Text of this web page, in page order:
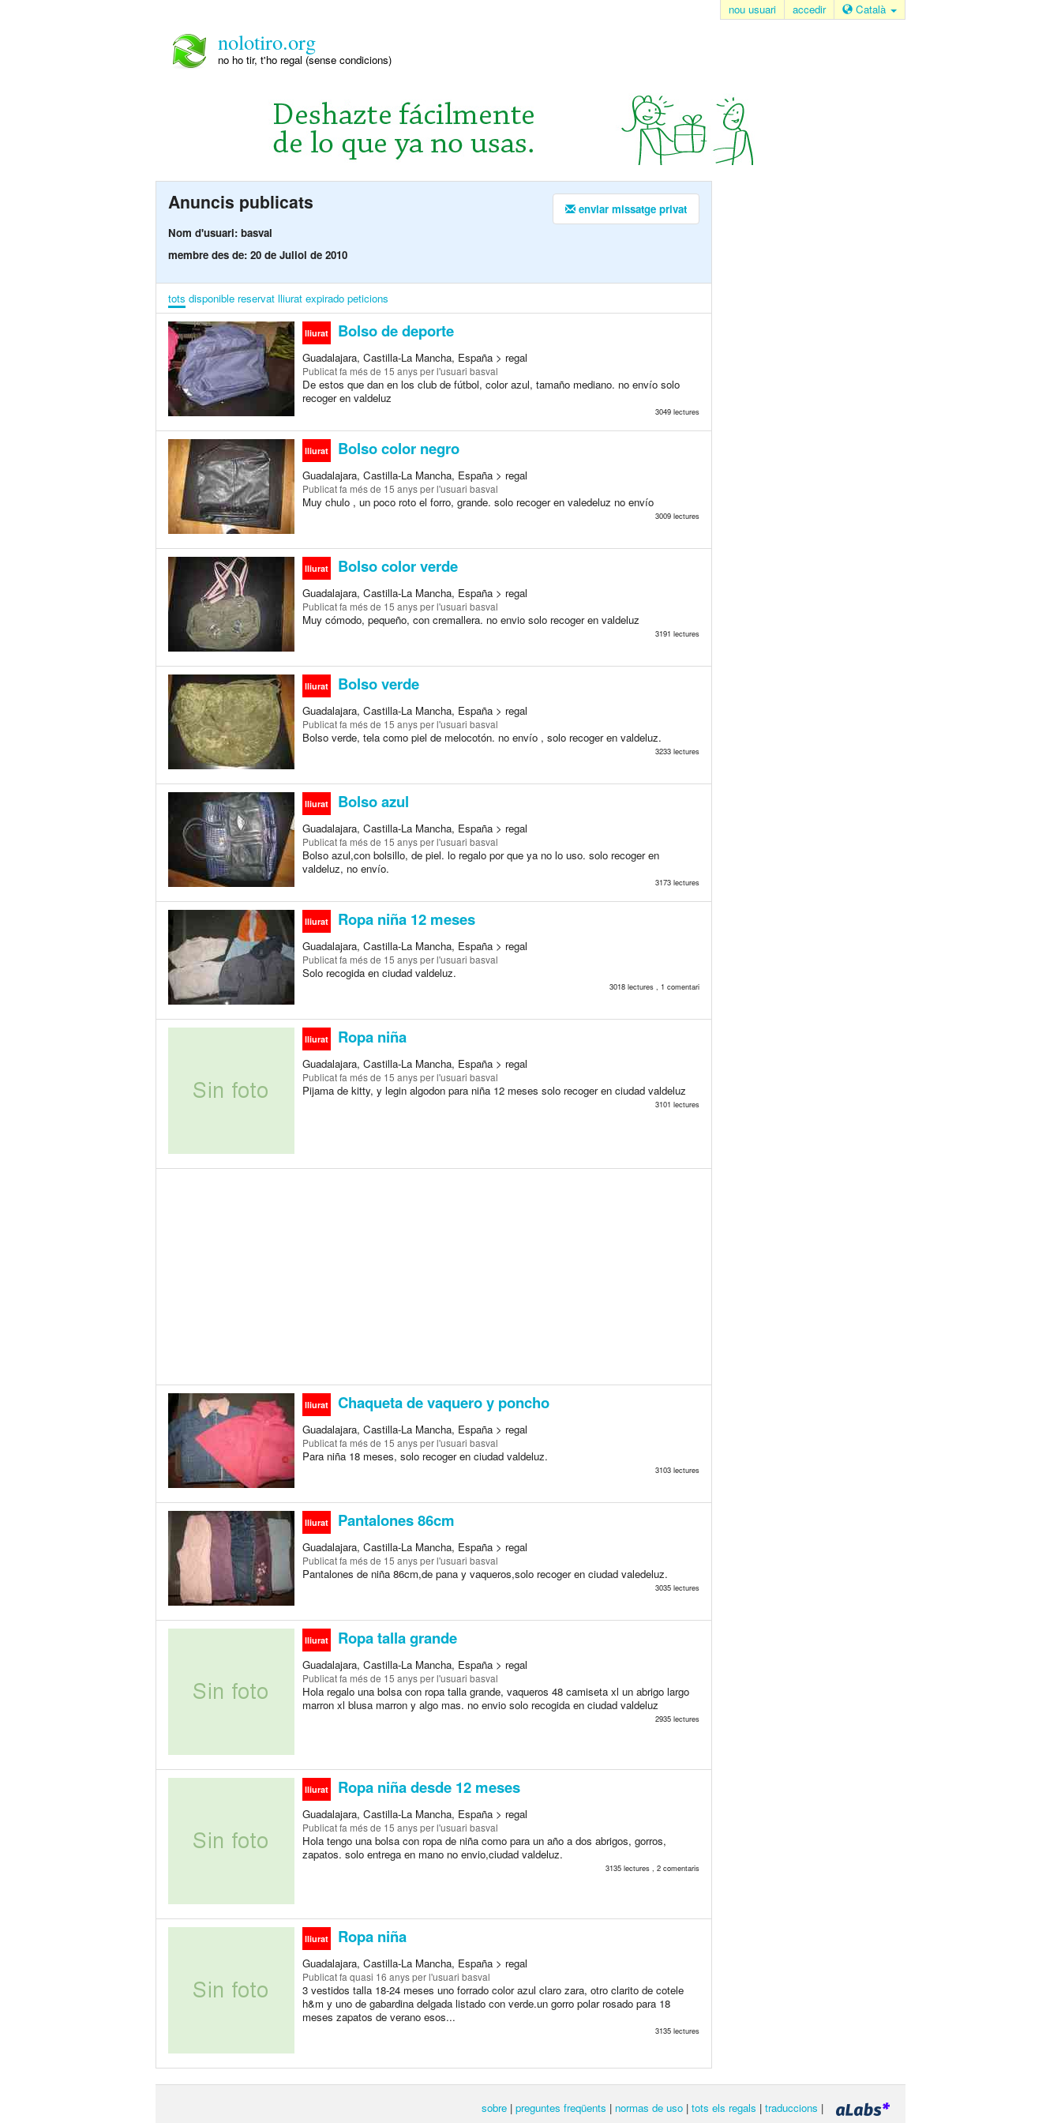
nou usuari accedir Català
nolotiro.org
no ho tir, t'ho regal (sense condicions)
enviar missatge privat
Anuncis publicats
Nom d'usuari: basval
membre des de: 20 de Juliol de 2010
tots disponible reservat lliurat expirado peticions
lliurat Bolso de deporte
Guadalajara, Castilla-La Mancha, España > regal
Publicatfa més de 15 anysper l'usuari basval
De estos que dan en los club de fútbol, color azul, tamaño mediano. no envío solo
recoger en valdeluz
3049 lectures
lliurat Bolso color negro
Guadalajara, Castilla-La Mancha, España > regal
Publicatfa més de 15 anysper l'usuari basval
Muy chulo , un poco roto el forro, grande. solo recoger en valedeluz no envío
3009 lectures
lliurat Bolso color verde
Guadalajara, Castilla-La Mancha, España > regal
Publicatfa més de 15 anysper l'usuari basval
Muy cómodo, pequeño, con cremallera. no envio solo recoger en valdeluz
3191 lectures
lliurat Bolso verde
Guadalajara, Castilla-La Mancha, España > regal
Publicatfa més de 15 anysper l'usuari basval
Bolso verde, tela como piel de melocotón. no envío , solo recoger en valdeluz.
3233 lectures
lliurat Bolso azul
Guadalajara, Castilla-La Mancha, España > regal
Publicatfa més de 15 anysper l'usuari basval
Bolso azul,con bolsillo, de piel. lo regalo por que ya no lo uso. solo recoger en
valdeluz, no envío.
3173 lectures
lliurat Ropa niña 12 meses
Guadalajara, Castilla-La Mancha, España > regal
Publicatfa més de 15 anysper l'usuari basval
Solo recogida en ciudad valdeluz.
3018 lectures , 1 comentari
lliurat Ropa niña
Guadalajara, Castilla-La Mancha, España > regal
Publicatfa més de 15 anysper l'usuari basval
Pijama de kitty, y legin algodon para niña 12 meses solo recoger en ciudad valdeluz
3101 lectures
lliurat Chaqueta de vaquero y poncho
Guadalajara, Castilla-La Mancha, España > regal
Publicatfa més de 15 anysper l'usuari basval
Para niña 18 meses, solo recoger en ciudad valdeluz.
3103 lectures
lliurat Pantalones 86cm
Guadalajara, Castilla-La Mancha, España > regal
Publicatfa més de 15 anysper l'usuari basval
Pantalones de niña 86cm,de pana y vaqueros,solo recoger en ciudad valedeluz.
3035 lectures
lliurat Ropa talla grande
Guadalajara, Castilla-La Mancha, España > regal
Publicatfa més de 15 anysper l'usuari basval
Hola regalo una bolsa con ropa talla grande, vaqueros 48 camiseta xl un abrigo largo
marron xl blusa marron y algo mas. no envio solo recogida en ciudad valdeluz
2935 lectures
lliurat Ropa niña desde 12 meses
Guadalajara, Castilla-La Mancha, España > regal
Publicatfa més de 15 anysper l'usuari basval
Hola tengo una bolsa con ropa de niña como para un año a dos abrigos, gorros,
zapatos. solo entrega en mano no envio,ciudad valdeluz.
3135 lectures , 2 comentaris
lliurat Ropa niña
Guadalajara, Castilla-La Mancha, España > regal
Publicatfa quasi 16 anysper l'usuari basval
3 vestidos talla 18-24 meses uno forrado color azul claro zara, otro clarito de cotele
h&m y uno de gabardina delgada listado con verde.un gorro polar rosado para 18
meses zapatos de verano esos...
3135 lectures
sobre | preguntes freqüents | normas de uso | tots els regals | traduccions |